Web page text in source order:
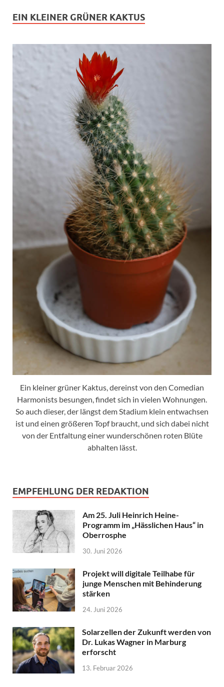
EIN KLEINER GRÜNER KAKTUS
Ein kleiner grüner Kaktus, dereinst von den Comedian
Harmonists besungen, findet sich in vielen Wohnungen.
So auch dieser, der längst dem Stadium klein entwachsen
ist und einen größeren Topf braucht, und sich dabei nicht
von der Entfaltung einer wunderschönen roten Blüte
abhalten lässt.
EMPFEHLUNG DER REDAKTION
Am 25. Juli Heinrich Heine-
Programm im „Hässlichen Haus“ in
Oberrosphe
30. Juni 2026
Projekt will digitale Teilhabe für
junge Menschen mit Behinderung
stärken
24. Juni 2026
Solarzellen der Zukunft werden von
Dr. Lukas Wagner in Marburg
erforscht
13. Februar 2026